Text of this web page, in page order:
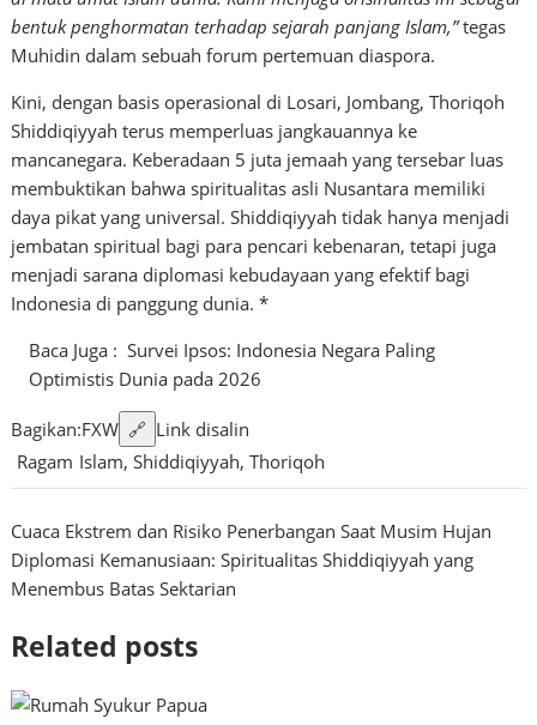
bentuk penghormatan terhadap sejarah panjang Islam,”tegas
Muhidin dalam sebuah forum pertemuan diaspora.
Kini, dengan basis operasional di Losari, Jombang, Thoriqoh
Shiddiqiyyah terus memperluas jangkauannya ke
mancanegara. Keberadaan 5 juta jemaah yang tersebar luas
membuktikan bahwa spiritualitas asli Nusantara memiliki
daya pikat yang universal. Shiddiqiyyah tidak hanya menjadi
jembatan spiritual bagi para pencari kebenaran, tetapi juga
menjadi sarana diplomasi kebudayaan yang efektif bagi
Indonesia di panggung dunia. *
Baca Juga : Survei Ipsos: Indonesia Negara Paling
Optimistis Dunia pada 2026
Bagikan:FXW 🔗 Link disalin
Ragam Islam,Shiddiqiyyah,Thoriqoh
Navigasi
pos
Cuaca Ekstrem dan Risiko Penerbangan Saat Musim Hujan
Diplomasi Kemanusiaan: Spiritualitas Shiddiqiyyah yang
Menembus Batas Sektarian
Related posts